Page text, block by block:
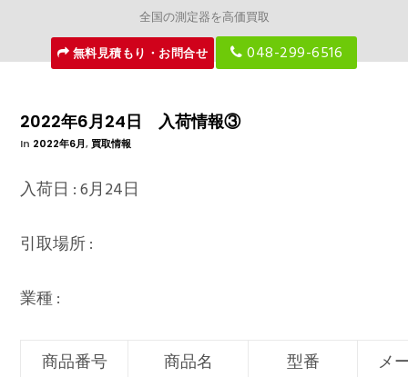
全国の測定器を高価買取
無料見積もり・お問合せ
048-299-6516
2022年6月24日 入荷情報③
In 2022年6月,買取情報
入荷日 : 6月24日
引取場所 :
業種 :
商品番号 商品名 型番
メ